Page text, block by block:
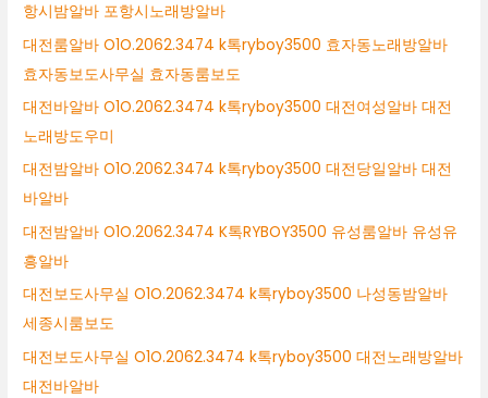
항시밤알바 포항시노래방알바
대전룸알바 O1O.2062.3474 k톡ryboy3500 효자동노래방알바
효자동보도사무실 효자동룸보도
대전바알바 O1O.2062.3474 k톡ryboy3500 대전여성알바 대전
노래방도우미
대전밤알바 O1O.2062.3474 k톡ryboy3500 대전당일알바 대전
바알바
대전밤알바 O1O.2062.3474 K톡RYBOY3500 유성룸알바 유성유
흥알바
대전보도사무실 O1O.2062.3474 k톡ryboy3500 나성동밤알바
세종시룸보도
대전보도사무실 O1O.2062.3474 k톡ryboy3500 대전노래방알바
대전바알바